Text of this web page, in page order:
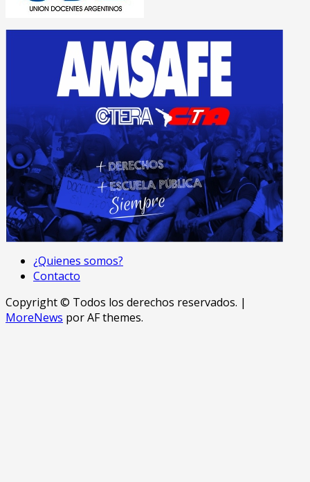
¿Quienes somos?
Contacto
Copyright © Todos los derechos reservados. |
MoreNews por AF themes.